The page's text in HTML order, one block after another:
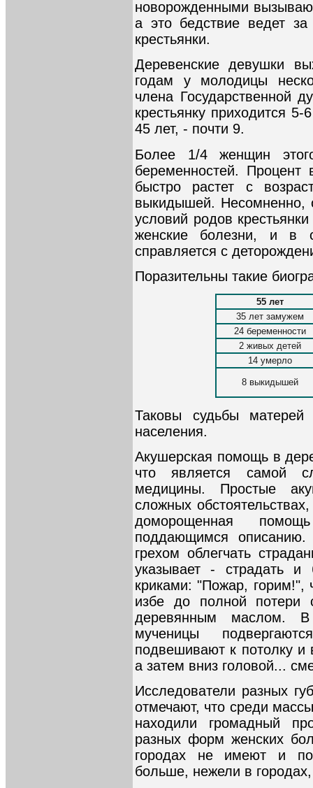
новорожденными
а это бедствие ведет
крестьянки.
Деревенские девушки
годам у молодицы
члена Государственной
крестьянку приходится
45 лет, - почти 9.
Более 1/4 женщин
беременностей.
быстро растет с
выкидышей. Несомненно,
условий родов
женские болезни, и в
справляется с
Поразительны такие
55 лет
35 лет замужем
24 беременности
2 живых детей
14 умерло
8 выкидышей
Таковы судьбы матерей
населения.
Акушерская помощь в
что является самой
медицины. Простые
сложных
доморощенная
поддающимся описанию.
грехом облегчать
указывает - страдать и
криками: "Пожар, горим!",
избе до полной
деревянным маслом. В
мученицы
подвешивают к потолку и
а затем вниз головой...
Исследователи разных
отмечают, что среди
находили громадный
разных форм женских
городах не имеют и
больше, нежели в